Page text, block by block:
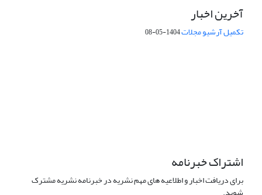
آخرین اخبار
تکمیل آرشیو مجلات1404-05-08
اشتراک خبرنامه
برای دریافت اخبار و اطلاعیه های مهم نشریه در خبرنامه نشریه مشترک